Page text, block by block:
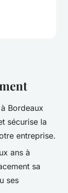
Bordeaux
sécurise la
entreprise.
ans à
sa
ses